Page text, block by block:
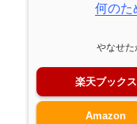
何のた
やなせた
楽天ブックス
Amazon